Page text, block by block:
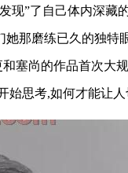
现”了自己体内深
她那磨练已久的独特
塞尚的作品首次大
始思考,如何才能让